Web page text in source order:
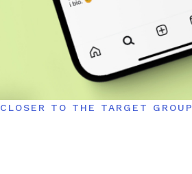
CLOSER TO THE TARGET GROUP